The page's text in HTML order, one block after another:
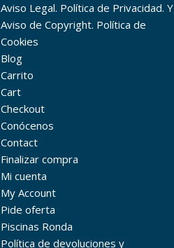
Aviso Legal. Política de Privacidad. Y
Aviso de Copyright. Política de
Cookies
Blog
Carrito
Cart
Checkout
Conócenos
Contact
Finalizar compra
Mi cuenta
My Account
Pide oferta
Piscinas Ronda
Política de devoluciones y